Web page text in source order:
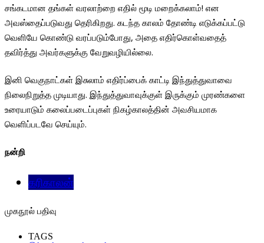
சங்கடமான தங்கள் வரலாற்றை எதில் மூடி மறைக்கலாம்! என
அவஸ்தைப்படுவது தெரிகிறது. கடந்த காலம் தோண்டி எடுக்கப்பட்டு
வெளியே கொண்டு வரப்படும்போது, அதை எதிர்கொள்வதைத்
தவிர்த்து அவர்களுக்கு வேறுவழியில்லை.
இனி வெகுநாட்கள் இசுலாம் எதிர்ப்பைக் காட்டி இந்துத்துவாவை
நிலைநிறுத்த முடியாது. இந்துத்துவாவுக்குள் இருக்கும் முரண்களை
உரையாடும் கலைப்படைப்புகள் நிகழ்காலத்தின் அவசியமாக
வெளிப்படவே செய்யும்.
நன்றி
கரிகாலன்
முகநூல் பதிவு
TAGS